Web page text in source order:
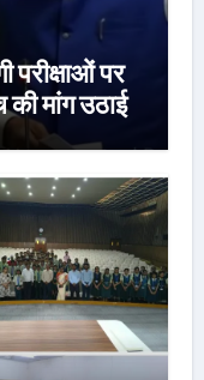
परीक्षाओं पर
मांग उठाई